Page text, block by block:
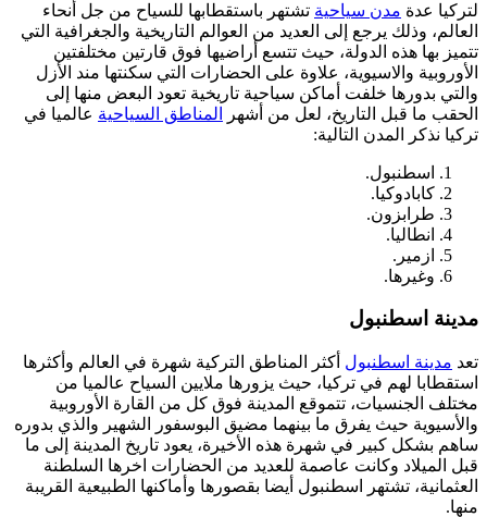
لتركيا عدة مدن سياحية تشتهر باستقطابها للسياح من جل أنحاء
العالم، وذلك يرجع إلى العديد من العوالم التاريخية والجغرافية التي
تتميز بها هذه الدولة، حيث تتسع أراضيها فوق قارتين مختلفتين
الأوروبية والاسيوية، علاوة على الحضارات التي سكنتها مند الأزل
والتي بدورها خلفت أماكن سياحية تاريخية تعود البعض منها إلى
الحقب ما قبل التاريخ، لعل من أشهر
المناطق السياحية عالميا في
تركيا نذكر المدن التالية:
اسطنبول.
كابادوكيا.
طرابزون.
انطاليا.
ازمير.
وغيرها.
مدينة اسطنبول
تعد مدينة اسطنبول أكثر المناطق التركية شهرة في العالم وأكثرها
استقطابا لهم في تركيا، حيث يزورها ملايين السياح عالميا من
مختلف الجنسيات، تتموقع المدينة فوق كل من القارة الأوروبية
والأسيوية حيث يفرق ما بينهما مضيق البوسفور الشهير والذي بدوره
ساهم بشكل كبير في شهرة هذه الأخيرة، يعود تاريخ المدينة إلى ما
قبل الميلاد وكانت عاصمة للعديد من الحضارات اخرها السلطنة
العثمانية، تشتهر اسطنبول أيضا بقصورها وأماكنها الطبيعية القريبة
منها.